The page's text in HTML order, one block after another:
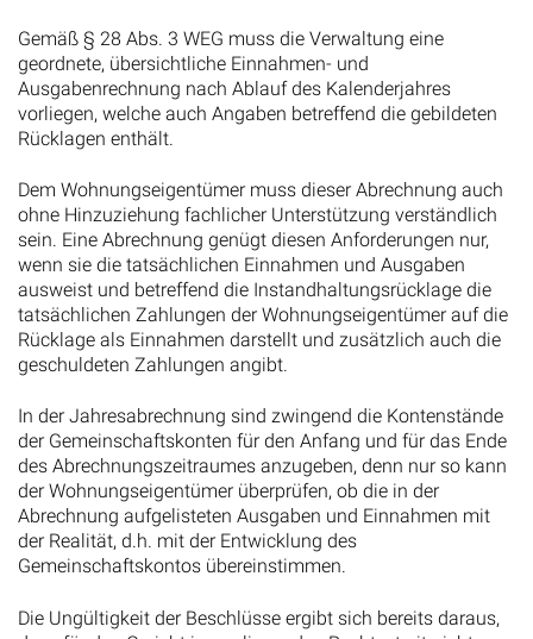
Gemäß § 28 Abs. 3 WEG muss die Verwaltung eine
geordnete, übersichtliche Einnahmen- und
Ausgabenrechnung nach Ablauf des Kalenderjahres
vorliegen, welche auch Angaben betreffend die gebildeten
Rücklagen enthält.
Dem Wohnungseigentümer muss dieser Abrechnung auch
ohne Hinzuziehung fachlicher Unterstützung verständlich
sein. Eine Abrechnung genügt diesen Anforderungen nur,
wenn sie die tatsächlichen Einnahmen und Ausgaben
ausweist und betreffend die Instandhaltungsrücklage die
tatsächlichen Zahlungen der Wohnungseigentümer auf die
Rücklage als Einnahmen darstellt und zusätzlich auch die
geschuldeten Zahlungen angibt.
In der Jahresabrechnung sind zwingend die Kontenstände
der Gemeinschaftskonten für den Anfang und für das Ende
des Abrechnungszeitraumes anzugeben, denn nur so kann
der Wohnungseigentümer überprüfen, ob die in der
Abrechnung aufgelisteten Ausgaben und Einnahmen mit
der Realität, d.h. mit der Entwicklung des
Gemeinschaftskontos übereinstimmen.
Die Ungültigkeit der Beschlüsse ergibt sich bereits daraus,